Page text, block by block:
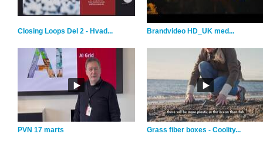
Closing Loops Del 2 - Hvad... Brandvideo HD_UK med...
PVN 17 marts Grass fiber boxes - Coolity...